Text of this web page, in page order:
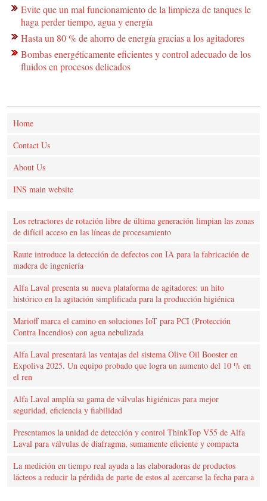
Evite que un mal funcionamiento de la limpieza de tanques le
haga perder tiempo, agua y energía
Hasta un 80 % de ahorro de energía gracias a los agitadores
Bombas energéticamente eficientes y control adecuado de los
fluidos en procesos delicados
Home
Contact Us
About Us
INS main website
Los retractores de rotación libre de última generación limpian las zonas
de difícil acceso en las líneas de procesamiento
Raute introduce la detección de defectos con IA para la fabricación de
madera de ingeniería
Alfa Laval presenta su nueva plataforma de agitadores: un hito
histórico en la agitación simplificada para la producción higiénica
Marioff marca el camino en soluciones IoT para PCI (Protección
Contra Incendios) con agua nebulizada
Alfa Laval presentará las ventajas del sistema Olive Oil Booster en
Expoliva 2025. Un equipo probado que logra un aumento del 10 % en
el ren
Alfa Laval amplía su gama de válvulas higiénicas para mejor
seguridad, eficiencia y fiabilidad
Presentamos la unidad de detección y control ThinkTop V55 de Alfa
Laval para válvulas de diafragma, sumamente eficiente y compacta
La medición en tiempo real ayuda a las elaboradoras de productos
lácteos a reducir la pérdida de parte de estos al acercarse la fecha para a